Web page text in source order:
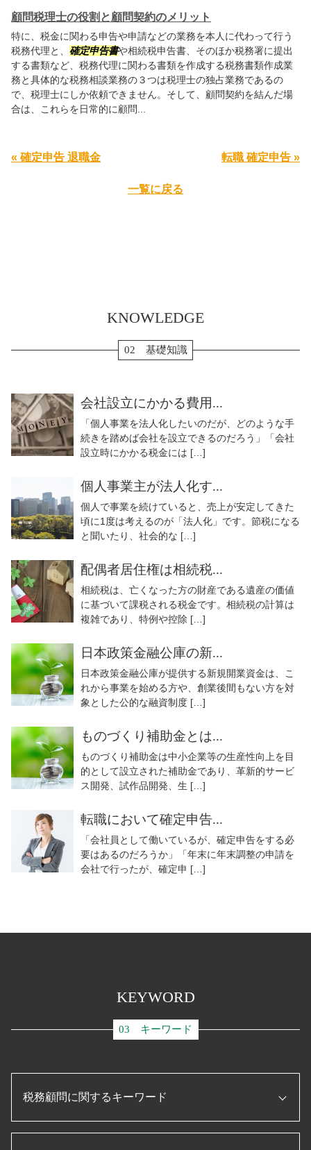
顧問税理士の役割と顧問契約のメリット
特に、税金に関わる申告や申請などの業務を本人に代わって行う
税務代理と、 確定申告書や相続税申告書、そのほか税務署に提出
する書類など、税務代理に関わる書類を作成する税務書類作成業
務と具体的な税務相談業務の３つは税理士の独占業務であるの
で、税理士にしか依頼できません。そして、顧問契約を結んだ場
合は、これらを日常的に顧問...
« 確定申告 退職金 転職 確定申告 »
一覧に戻る
KNOWLEDGE
02 基礎知識
会社設立にかかる費用...
「個人事業を法人化したいのだが、どのような手
続きを踏めば会社を設立できるのだろう」「会社
設立時にかかる税金には […]
個人事業主が法人化す...
個人で事業を続けていると、売上が安定してきた
頃に1度は考えるのが「法人化」です。節税になる
と聞いたり、社会的な […]
配偶者居住権は相続税...
相続税は、亡くなった方の財産である遺産の価値
に基づいて課税される税金です。相続税の計算は
複雑であり、特例や控除 […]
日本政策金融公庫の新...
日本政策金融公庫が提供する新規開業資金は、こ
れから事業を始める方や、創業後間もない方を対
象とした公的な融資制度 […]
ものづくり補助金とは...
ものづくり補助金は中小企業等の生産性向上を目
的として設立された補助金であり、革新的サービ
ス開発、試作品開発、生 […]
転職において確定申告...
「会社員として働いているが、確定申告をする必
要はあるのだろうか」「年末に年末調整の申請を
会社で行ったが、確定申 […]
KEYWORD
03 キーワード
税務顧問に関するキーワード